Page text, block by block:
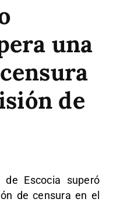
una
de
de Escocia superó
de censura en el